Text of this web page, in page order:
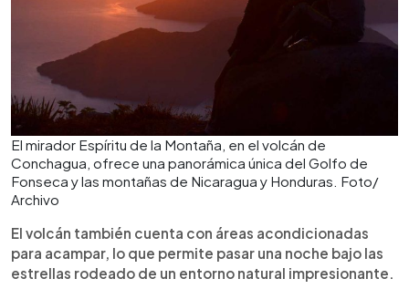
El mirador Espíritu de la Montaña, en el volcán de
Conchagua, ofrece una panorámica única del Golfo de
Fonseca y las montañas de Nicaragua y Honduras. Foto/
Archivo
El volcán también cuenta con áreas acondicionadas
para acampar, lo que permite pasar una noche bajo las
estrellas rodeado de un entorno natural impresionante.